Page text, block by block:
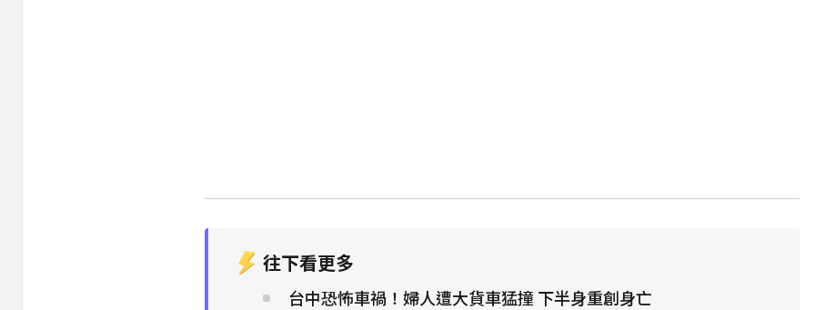
往下看更多
台中恐怖車禍！婦人遭大貨車猛撞 下半身重創身亡